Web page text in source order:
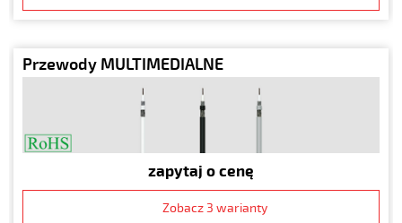
Przewody MULTIMEDIALNE
zapytaj o cenę
Zobacz 3 warianty